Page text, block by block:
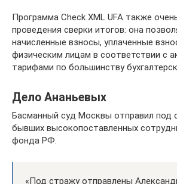
Программа Check XML UFA также
проведения сверки итогов: она
начисленные взносы, уплаченные
физическим лицам в соответствии с
тарифами по большинству
Дело Ананьевых
Басманный суд Москвы отправил под
бывших высокопоставленных
фонда РФ.
«Под стражу отправлены